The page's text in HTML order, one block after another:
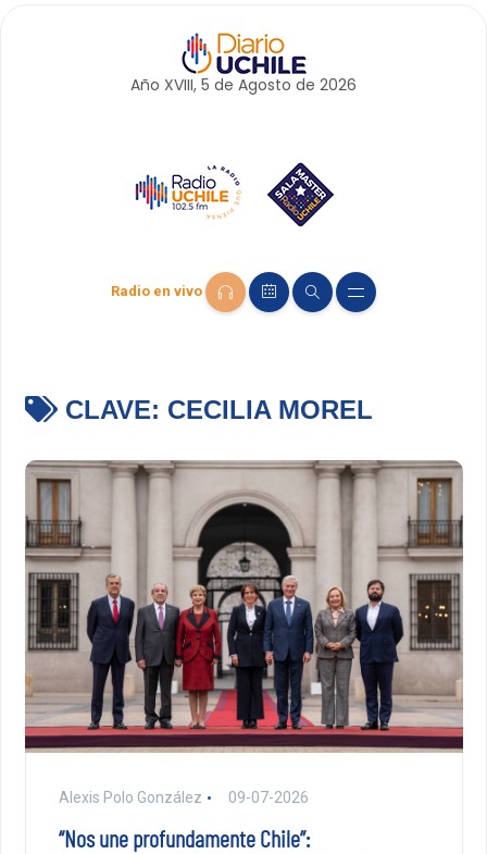
Año XVIII, 5 de Agosto de 2026
Radio en vivo
CLAVE: CECILIA MOREL
Alexis Polo González 09-07-2026
“Nos une profundamente Chile”: